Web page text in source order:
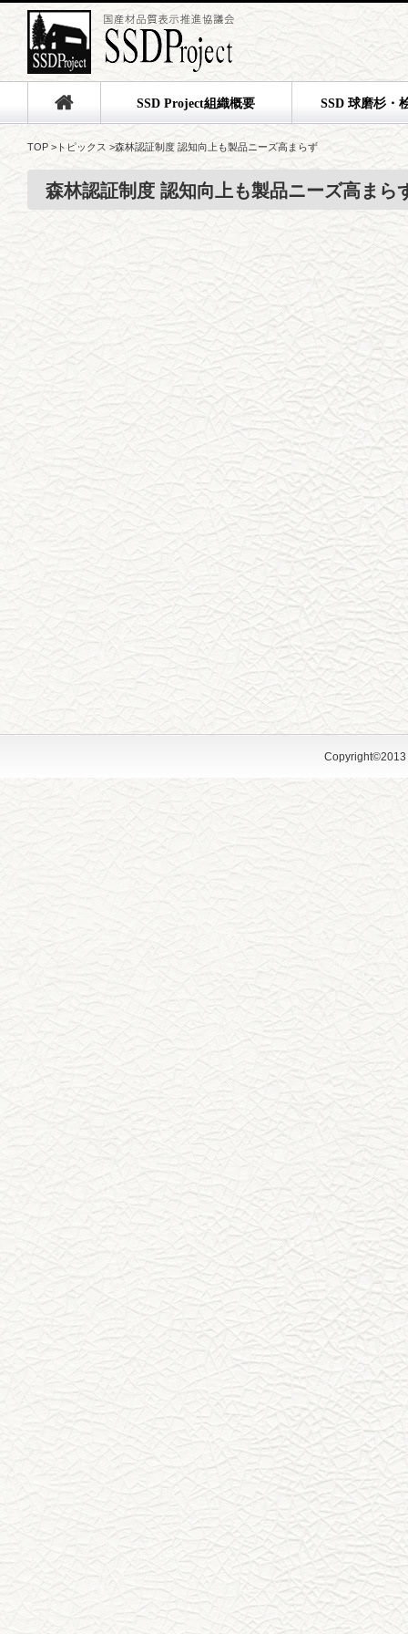
SSD Project組織概要 SSD 球磨杉・
TOP > トピックス >森林認証制度 認知向上も製品ニーズ高まらず
森林認証制度 認知向上も製品ニーズ高まら
Copyright©2013